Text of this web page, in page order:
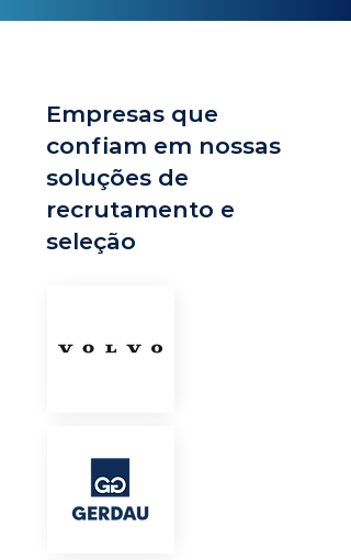
Empresas que
confiam em nossas
soluções de
recrutamento e
seleção